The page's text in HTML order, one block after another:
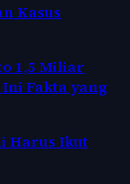
Kasus
1,5 Miliar
Fakta yang
Harus Ikut